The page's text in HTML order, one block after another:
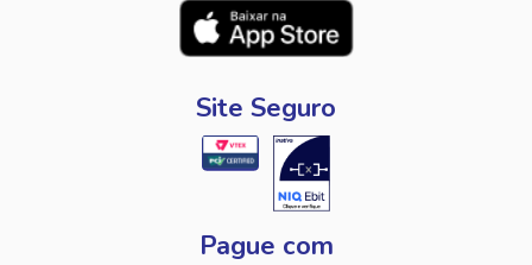
Site Seguro
Pague com